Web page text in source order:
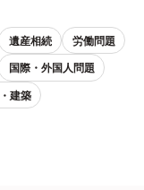
遺産相続
労働問題
国際・外国人問題
建築